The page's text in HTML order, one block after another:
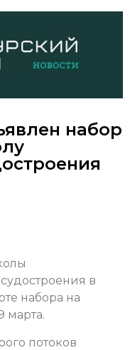
набор
в
набора на
марта.
потоков